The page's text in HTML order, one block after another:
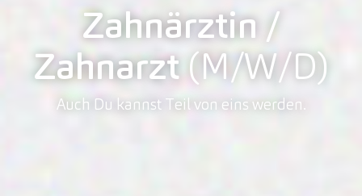
Zahnärztin /
Zahnarzt(M/W/D)
Auch Du kannst Teil von eins werden.